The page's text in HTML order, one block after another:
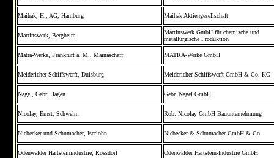
Maihak, H., AG, Hamburg Maihak Aktiengesellschaft
Martinswerk, Bergheim
Martinswerk GmbH für chemische und
metallurgische Produktion
Matra-Werke, Frankfurt a. M., Mainaschaff MATRA-Werke GmbH
Meidericher Schiffswerft, Duisburg Meidericher Schiffswerft GmbH & Co. KG
Nagel, Gebr. Hagen Gebr. Nagel GmbH
Nicolay, Ernst, Schwelm Rob. Nicolay GmbH Bauunternehmung
Niebecker und Schumacher, Iserlohn Niebecker & Schumacher GmbH & Co
Odenwälder Hartsteinindustrie, Rossdorf Odenwälder Hartstein-Industrie GmbH